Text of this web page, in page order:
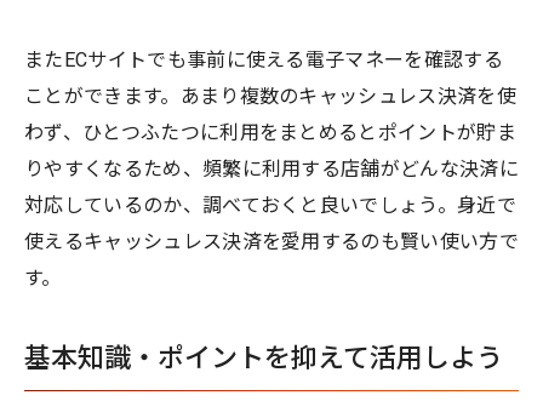
またECサイトでも事前に使える電子マネーを確認する
ことができます。あまり複数のキャッシュレス決済を使
わず、ひとつふたつに利用をまとめるとポイントが貯ま
りやすくなるため、頻繁に利用する店舗がどんな決済に
対応しているのか、調べておくと良いでしょう。身近で
使えるキャッシュレス決済を愛用するのも賢い使い方で
す。
基本知識・ポイントを抑えて活用しよう